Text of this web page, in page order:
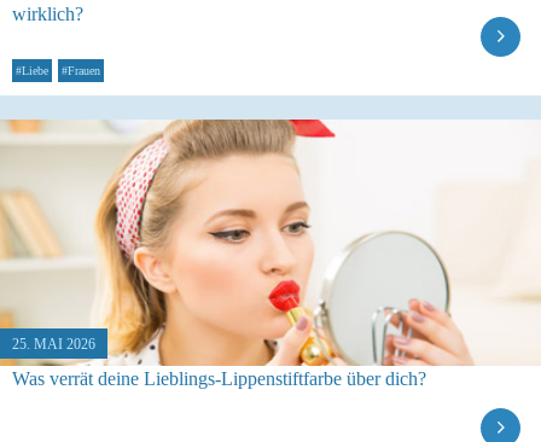
wirklich?
#Liebe #Frauen
25. MAI 2026
Was verrät deine Lieblings-Lippenstiftfarbe über dich?